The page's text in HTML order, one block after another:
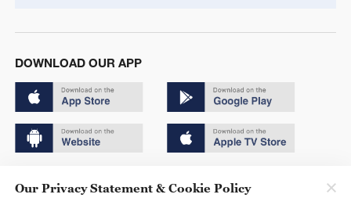
DOWNLOAD OUR APP
Our Privacy Statement & Cookie Policy